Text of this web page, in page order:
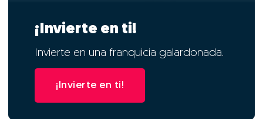
¡Invierte en ti!
Invierte en una franquicia galardonada.
¡Invierte en ti!